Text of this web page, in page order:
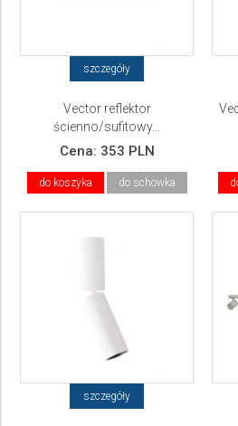
szczegóły
Vector reflektor
ścienno/sufitowy...
Cena: 353 PLN
do koszyka do schowka
szczegóły